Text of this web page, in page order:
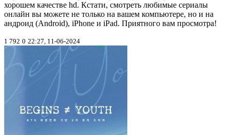
хорошем качестве hd. Кстати, смотреть любимые сериалы
онлайн вы можете не только на вашем компьютере, но и на
андроид (Android), iPhone и iPad. Приятного вам просмотра!
1 792 0 22:27, 11-06-2024